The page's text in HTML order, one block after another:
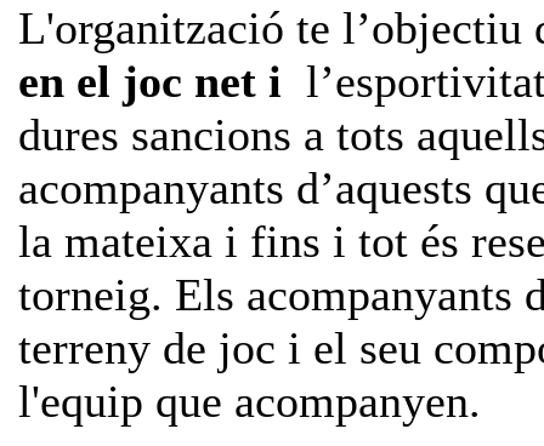
L'organització te l’objectiu
en el joc net i
dures sancions a tots
acompanyants d’aquests
la mateixa i fins i tot és
torneig. Els acompanyants
terreny de joc i el seu
l'equip que acompanyen.